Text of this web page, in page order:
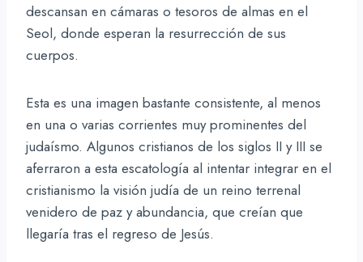
descansan en cámaras o tesoros de almas en el
Seol, donde esperan la resurrección de sus
cuerpos.
Esta es una imagen bastante consistente, al menos
en una o varias corrientes muy prominentes del
judaísmo. Algunos cristianos de los siglos II y III se
aferraron a esta escatología al intentar integrar en el
cristianismo la visión judía de un reino terrenal
venidero de paz y abundancia, que creían que
llegaría tras el regreso de Jesús.